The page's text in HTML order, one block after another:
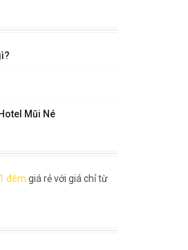
Mũi Né
đêm giá rẻ với giá chỉ từ